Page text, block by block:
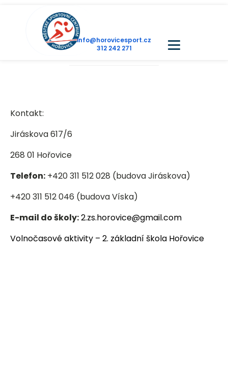
info@horovicesport.cz
312 242 271
Kontakt:
Jiráskova 617/6
268 01 Hořovice
Telefon: +420 311 512 028 (budova Jiráskova)
+420 311 512 046 (budova Víska)
E-mail do školy:2.zs.horovice@gmail.com
Volnočasové aktivity – 2. základní škola Hořovice